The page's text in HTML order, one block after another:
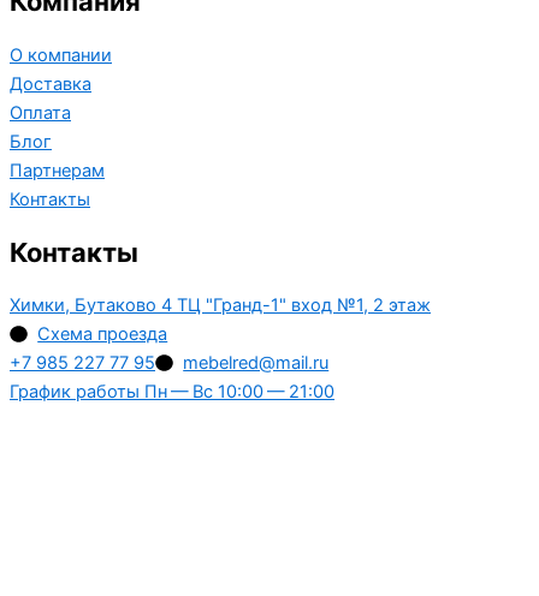
О компании
Доставка
Оплата
Блог
Партнерам
Контакты
Контакты
Химки, Бутаково 4 ТЦ "Гранд-1" вход №1, 2 этаж
Схема проезда
+7 985 227 77 95
mebelred@mail.ru
График работы Пн — Вс 10:00 — 21:00